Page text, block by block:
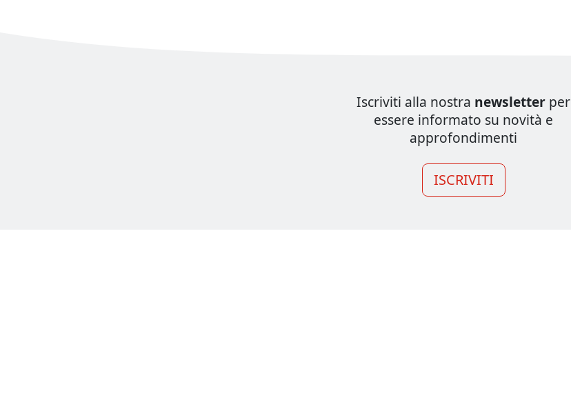
Iscriviti alla nostra newsletter per
essere informato su novità e
approfondimenti
ISCRIVITI